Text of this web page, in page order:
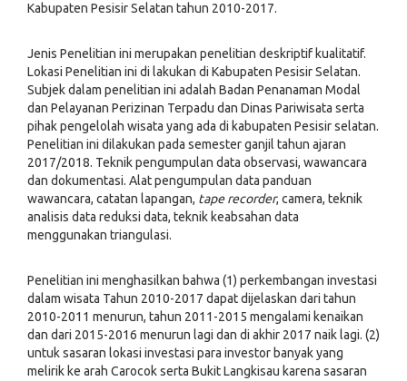
Kabupaten Pesisir Selatan tahun 2010-2017.
Jenis Penelitian ini merupakan penelitian deskriptif kualitatif.
Lokasi Penelitian ini di lakukan di Kabupaten Pesisir Selatan.
Subjek dalam penelitian ini adalah Badan Penanaman Modal
dan Pelayanan Perizinan Terpadu dan Dinas Pariwisata serta
pihak pengelolah wisata yang ada di kabupaten Pesisir selatan.
Penelitian ini dilakukan pada semester ganjil tahun ajaran
2017/2018. Teknik pengumpulan data observasi, wawancara
dan dokumentasi. Alat pengumpulan data panduan
wawancara, catatan lapangan, tape recorder, camera, teknik
analisis data reduksi data, teknik keabsahan data
menggunakan triangulasi.
Penelitian ini menghasilkan bahwa (1) perkembangan investasi
dalam wisata Tahun 2010-2017 dapat dijelaskan dari tahun
2010-2011 menurun, tahun 2011-2015 mengalami kenaikan
dan dari 2015-2016 menurun lagi dan di akhir 2017 naik lagi. (2)
untuk sasaran lokasi investasi para investor banyak yang
melirik ke arah Carocok serta Bukit Langkisau karena sasaran